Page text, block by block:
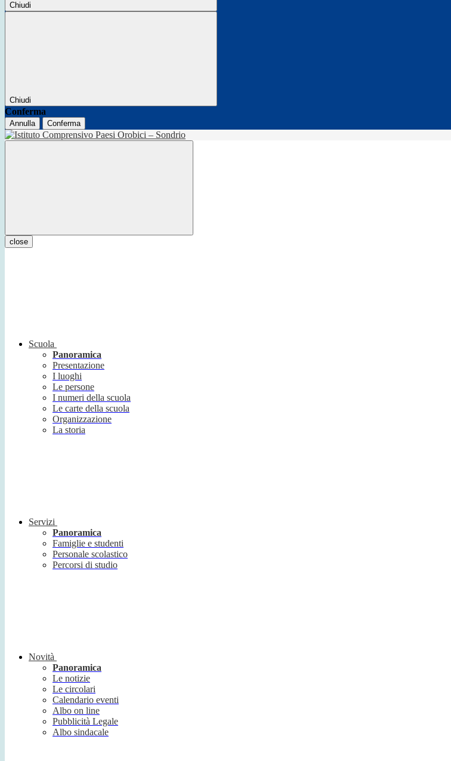
Chiudi
Chiudi
Conferma
Annulla Conferma
close
Scuola
Panoramica
Presentazione
I luoghi
Le persone
I numeri della scuola
Le carte della scuola
Organizzazione
La storia
Servizi
Panoramica
Famiglie e studenti
Personale scolastico
Percorsi di studio
Novità
Panoramica
Le notizie
Le circolari
Calendario eventi
Albo on line
Pubblicità Legale
Albo sindacale